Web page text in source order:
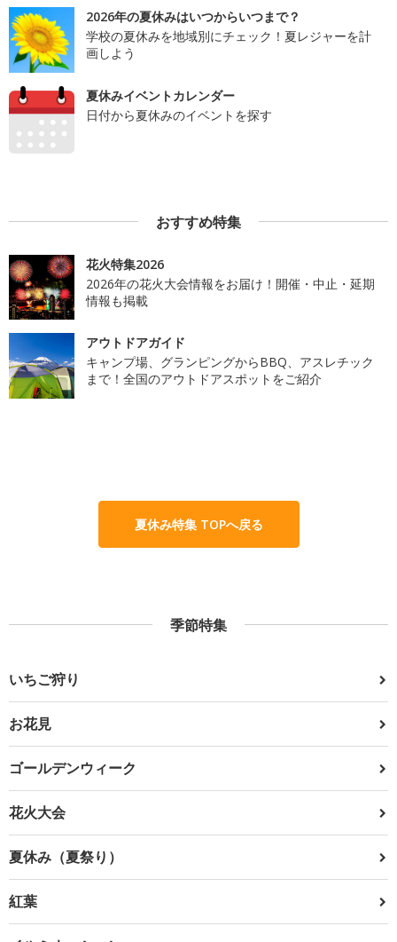
2026年の夏休みはいつからいつまで？
学校の夏休みを地域別にチェック！夏レジャーを計
画しよう
夏休みイベントカレンダー
日付から夏休みのイベントを探す
おすすめ特集
花火特集2026
2026年の花火大会情報をお届け！開催・中止・延期
情報も掲載
アウトドアガイド
キャンプ場、グランピングからBBQ、アスレチック
まで！全国のアウトドアスポットをご紹介
夏休み特集 TOPへ戻る
季節特集
いちご狩り
お花見
ゴールデンウィーク
花火大会
夏休み（夏祭り）
紅葉